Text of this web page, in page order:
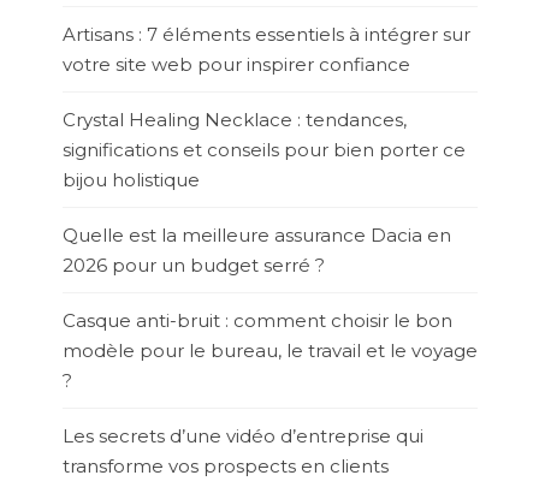
Artisans : 7 éléments essentiels à intégrer sur
votre site web pour inspirer confiance
Crystal Healing Necklace : tendances,
significations et conseils pour bien porter ce
bijou holistique
Quelle est la meilleure assurance Dacia en
2026 pour un budget serré ?
Casque anti-bruit : comment choisir le bon
modèle pour le bureau, le travail et le voyage
?
Les secrets d’une vidéo d’entreprise qui
transforme vos prospects en clients